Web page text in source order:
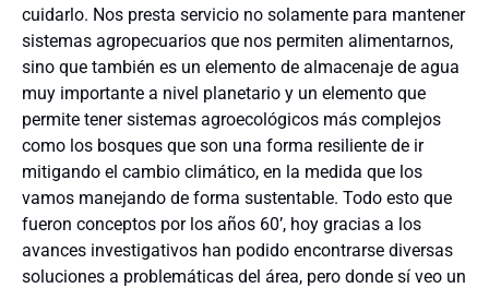
cuidarlo. Nos presta servicio no solamente para mantener
sistemas agropecuarios que nos permiten alimentarnos,
sino que también es un elemento de almacenaje de agua
muy importante a nivel planetario y un elemento que
permite tener sistemas agroecológicos más complejos
como los bosques que son una forma resiliente de ir
mitigando el cambio climático, en la medida que los
vamos manejando de forma sustentable. Todo esto que
fueron conceptos por los años 60’, hoy gracias a los
avances investigativos han podido encontrarse diversas
soluciones a problemáticas del área, pero donde sí veo un